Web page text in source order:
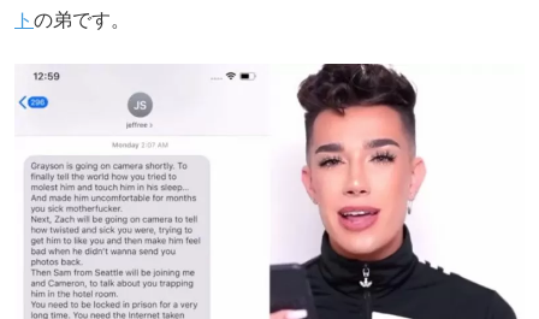
ト の弟です。